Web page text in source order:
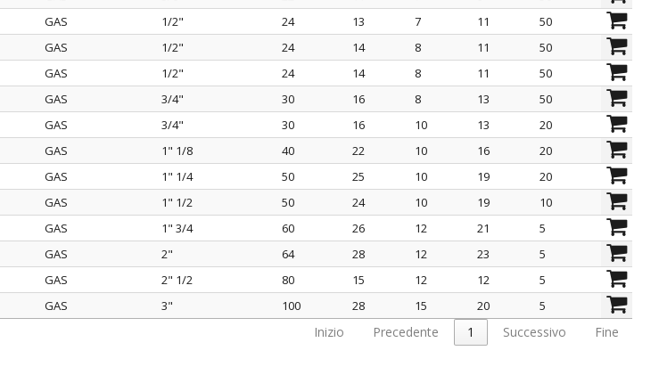
GAS 1/2" 24 13 7 11
50
GAS 1/2" 24 14 8 11
50
GAS 1/2" 24 14 8 11
50
GAS 3/4" 30 16 8 13
50
GAS 3/4" 30 16 10 13
20
GAS 1" 1/8 40 22 10 16
20
GAS 1" 1/4 50 25 10 19
20
GAS 1" 1/2 50 24 10 19
10
GAS 1" 3/4 60 26 12 21
5
GAS 2" 64 28 12 23
5
GAS 2" 1/2 80 15 12 12
5
GAS 3" 100 28 15 20
5
Inizio Precedente 1 Successivo Fine